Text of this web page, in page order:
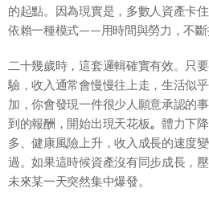
的起點。因為現實是，多數人資產卡
依賴一種模式——用時間與勞力，不斷
二十幾歲時，這套邏輯確實有效。只
驗，收入通常會慢慢往上走，生活似
加，你會發現一件很少人願意承認的
到的報酬，開始出現天花板。體力下
多、健康風險上升，收入成長的速度
過。如果這時候資產沒有同步成長，
未來某一天突然集中爆發。